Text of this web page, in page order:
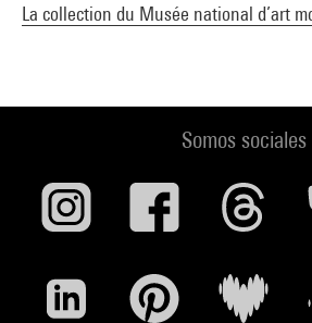
La collection du Musée national d’art
Somos sociales